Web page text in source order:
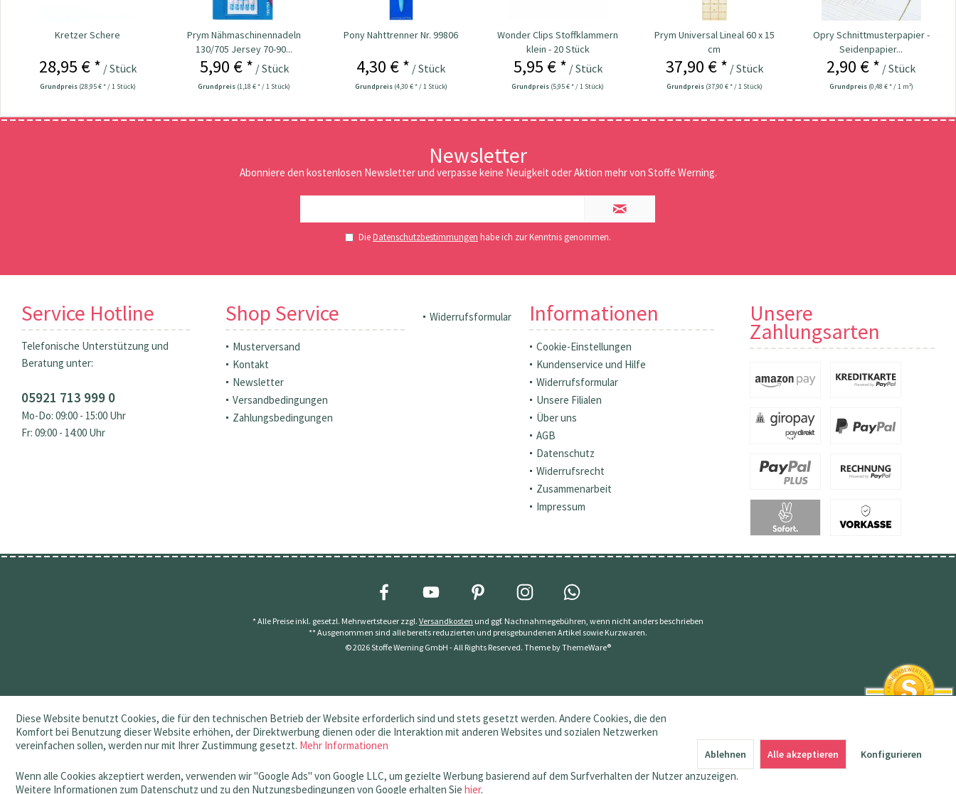
Kretzer Schere
28,95 € * / Stück
Grundpreis (28,95 € * / 1 Stück)
Prym Nähmaschinennadeln
130/705 Jersey 70-90...
5,90 € * / Stück
Grundpreis (1,18 € * / 1 Stück)
Pony Nahttrenner Nr. 99806
4,30 € * / Stück
Grundpreis (4,30 € * / 1 Stück)
Wonder Clips Stoffklammern
klein - 20 Stück
5,95 € * / Stück
Grundpreis (5,95 € * / 1 Stück)
Prym Universal Lineal 60 x 15
cm
37,90 € * / Stück
Grundpreis (37,90 € * / 1 Stück)
Opry Schnittmusterpapier -
Seidenpapier...
2,90 € * / Stück
Grundpreis (0,48 € * / 1 m²)
Newsletter
Abonniere den kostenlosen Newsletter und verpasse keine Neuigkeit oder Aktion mehr von Stoffe Werning.
DieDatenschutzbestimmungen habe ich zur Kenntnis genommen.
Service Hotline
Telefonische Unterstützung und
Beratung unter:
05921 713 999 0
Mo-Do: 09:00 - 15:00 Uhr
Fr: 09:00 - 14:00 Uhr
Shop Service
Musterversand
Kontakt
Newsletter
Versandbedingungen
Zahlungsbedingungen
Widerrufsformular Informationen
Cookie-Einstellungen
Kundenservice und Hilfe
Widerrufsformular
Unsere Filialen
Über uns
AGB
Datenschutz
Widerrufsrecht
Zusammenarbeit
Impressum
Unsere
Zahlungsarten
* Alle Preise inkl. gesetzl. Mehrwertsteuer zzgl. Versandkosten und ggf. Nachnahmegebühren, wenn nicht anders beschrieben
** Ausgenommen sind alle bereits reduzierten und preisgebundenen Artikel sowie Kurzwaren.
© 2026 Stoffe Werning GmbH - All Rights Reserved. Theme byThemeWare®
Diese Website benutzt Cookies, die für den technischen Betrieb der Website erforderlich sind und stets gesetzt werden. Andere Cookies, die den
Komfort bei Benutzung dieser Website erhöhen, der Direktwerbung dienen oder die Interaktion mit anderen Websites und sozialen Netzwerken
vereinfachen sollen, werden nur mit Ihrer Zustimmung gesetzt. Mehr Informationen
Wenn alle Cookies akzeptiert werden, verwenden wir "Google Ads" von Google LLC, um gezielte Werbung basierend auf dem Surfverhalten der Nutzer anzuzeigen.
Weitere Informationen zum Datenschutz und zu den Nutzungsbedingungen von Google erhalten Sie hier.
Ablehnen Alle akzeptieren Konfigurieren
aus 144 Bewertungen